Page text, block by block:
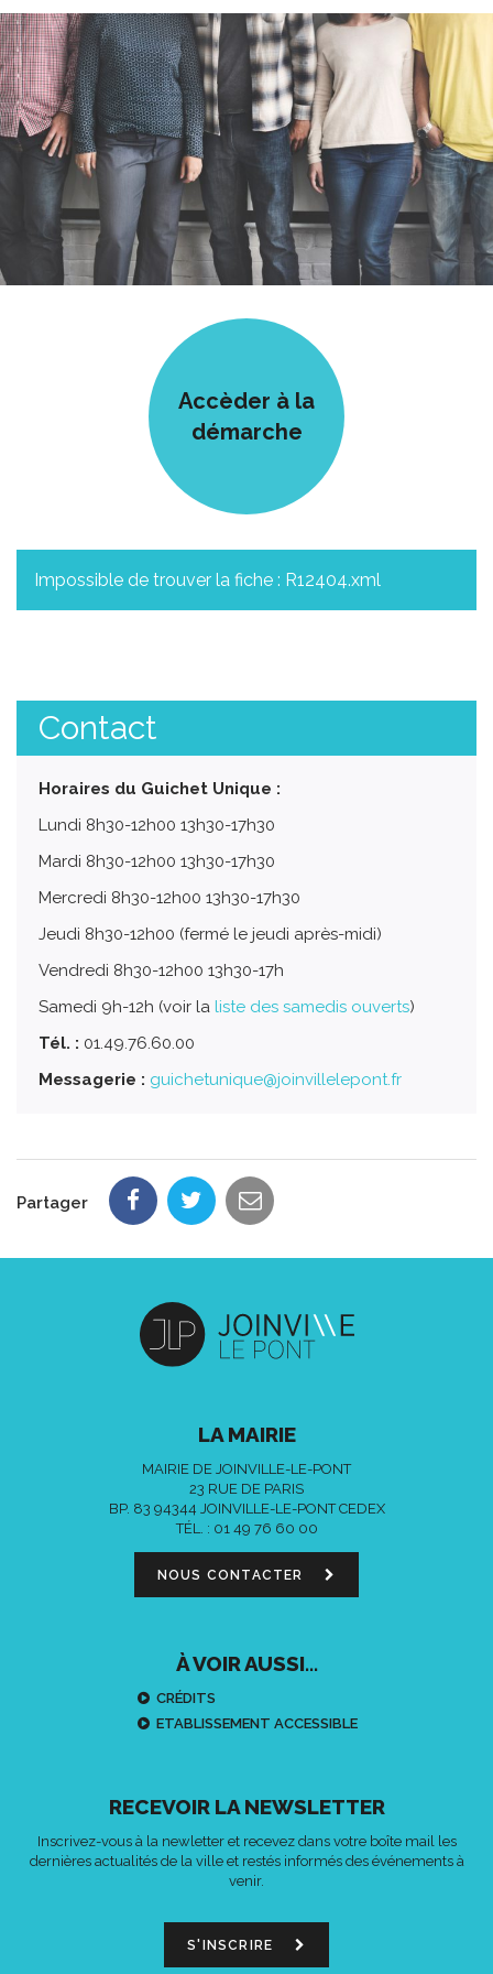
Accèder à la
démarche
Impossible de trouver la fiche : R12404.xml
Contact
Horaires du Guichet Unique :
Lundi 8h30-12h00 13h30-17h30
Mardi 8h30-12h00 13h30-17h30
Mercredi 8h30-12h00 13h30-17h30
Jeudi 8h30-12h00 (fermé le jeudi après-midi)
Vendredi 8h30-12h00 13h30-17h
Samedi 9h-12h (voir la liste des samedis ouverts)
Tél. : 01.49.76.60.00
Messagerie : guichetunique@joinvillelepont.fr
Partager
LA MAIRIE
MAIRIE DE JOINVILLE-LE-PONT
23 RUE DE PARIS
BP. 83 94344 JOINVILLE-LE-PONT CEDEX
TÉL. : 01 49 76 60 00
NOUS CONTACTER
À VOIR AUSSI...
CRÉDITS
ETABLISSEMENT ACCESSIBLE
RECEVOIR LA NEWSLETTER
Inscrivez-vous à la newletter et recevez dans votre boîte mail les
dernières actualités de la ville et restés informés des événements à
venir.
S'INSCRIRE